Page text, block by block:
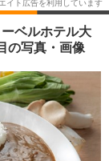
その他
ベルホテル大
の写真・画像